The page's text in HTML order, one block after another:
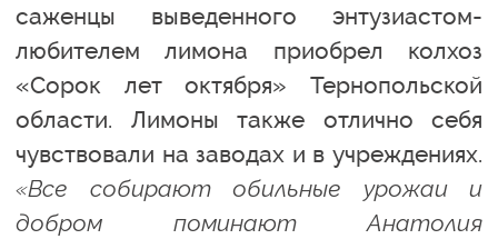
саженцы выведенного энтузиастом-
любителем лимона приобрел колхоз
«Сорок лет октября» Тернопольской
области. Лимоны также отлично себя
чувствовали на заводах и в учреждениях.
«Все собирают обильные урожаи и
добром поминают Анатолия